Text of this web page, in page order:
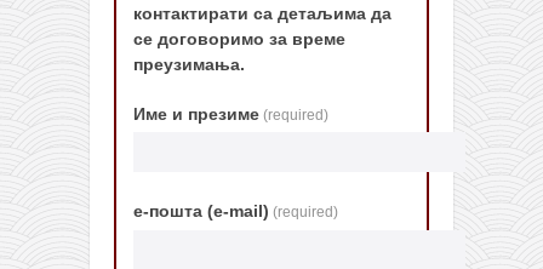
контактирати са детаљима да
се договоримо за време
преузимања.
Име и презиме (required)
е-пошта (e-mail) (required)